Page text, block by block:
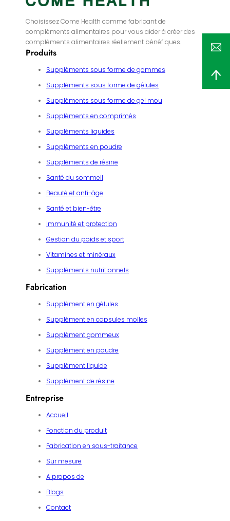
Choisissez Come Health comme fabricant de
compléments alimentaires pour vous aider à créer des
compléments alimentaires réellement bénéfiques.
Produits
Suppléments sous forme de gommes
Suppléments sous forme de gélules
Suppléments sous forme de gel mou
Suppléments en comprimés
Suppléments liquides
Suppléments en poudre
Suppléments de résine
Santé du sommeil
Beauté et anti-âge
Santé et bien-être
Immunité et protection
Gestion du poids et sport
Vitamines et minéraux
Suppléments nutritionnels
Fabrication
Supplément en gélules
Supplément en capsules molles
Supplément gommeux
Supplément en poudre
Supplément liquide
Supplément de résine
Entreprise
Accueil
Fonction du produit
Fabrication en sous-traitance
Sur mesure
A propos de
Blogs
Contact